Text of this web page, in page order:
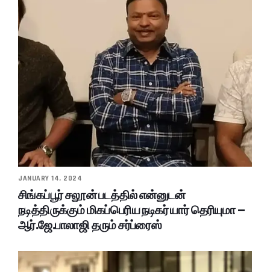
JANUARY 14, 2024
சிங்கப்பூர் சலூன் படத்தில் என்னுடன்
நடித்திருக்கும் மிகப்பெரிய நடிகர் யார் தெரியுமா –
ஆர்.ஜே.பாலாஜி தரும் சர்ப்ரைஸ்